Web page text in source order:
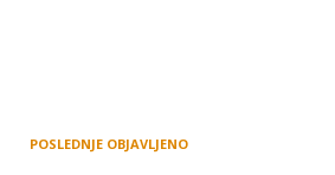
POSLEDNJE OBJAVLJENO